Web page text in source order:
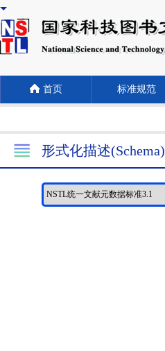
首页 标准规范
形式化描述(Schema)